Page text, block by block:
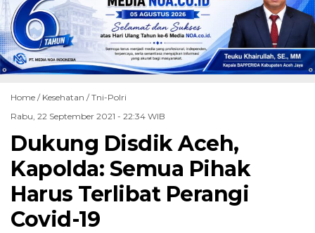
Home / Kesehatan /Tni-Polri
Rabu, 22 September 2021 - 22:34 WIB
Dukung Disdik Aceh,
Kapolda: Semua Pihak
Harus Terlibat Perangi
Covid-19